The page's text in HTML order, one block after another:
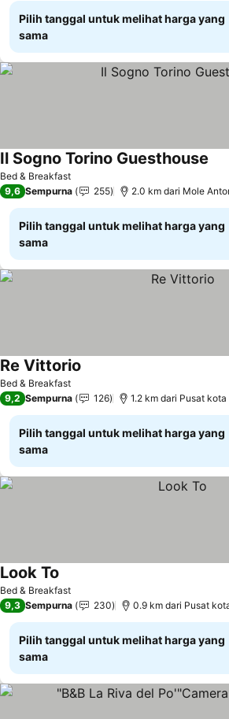
Pilih tanggal untuk melihat harga yang
sama
Bed & Breakfast
Il Sogno Torino Guesthouse
9,6 Sempurna 255 2.0 km dari Mole
Pilih tanggal untuk melihat harga yang
sama
Bed & Breakfast
Re Vittorio
9,2 Sempurna 126 1.2 km dari Pusat kota
Pilih tanggal untuk melihat harga yang
sama
Bed & Breakfast
Look To
9,3 Sempurna 230 0.9 km dari Pusat
Pilih tanggal untuk melihat harga yang
sama